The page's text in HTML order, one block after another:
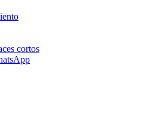
cortos